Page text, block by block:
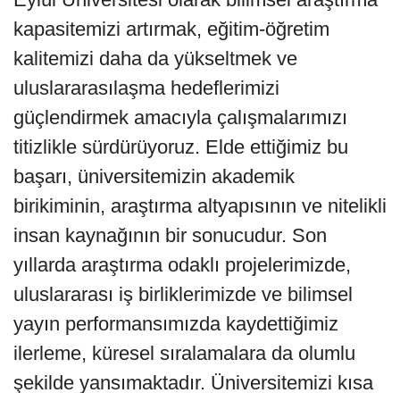
kapasitemizi artırmak, eğitim-öğretim
kalitemizi daha da yükseltmek ve
uluslararasılaşma hedeflerimizi
güçlendirmek amacıyla çalışmalarımızı
titizlikle sürdürüyoruz. Elde ettiğimiz bu
başarı, üniversitemizin akademik
birikiminin, araştırma altyapısının ve nitelikli
insan kaynağının bir sonucudur. Son
yıllarda araştırma odaklı projelerimizde,
uluslararası iş birliklerimizde ve bilimsel
yayın performansımızda kaydettiğimiz
ilerleme, küresel sıralamalara da olumlu
şekilde yansımaktadır. Üniversitemizi kısa